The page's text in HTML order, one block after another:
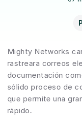
Mighty Networks
rastreara correos
documentación
sólido proceso de
que permite una
rápido.